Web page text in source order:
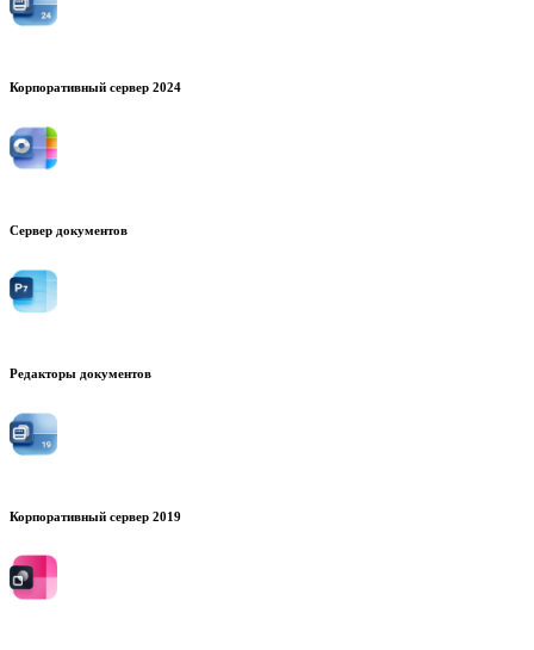
Корпоративный сервер 2024
Сервер документов
Редакторы документов
Корпоративный сервер 2019